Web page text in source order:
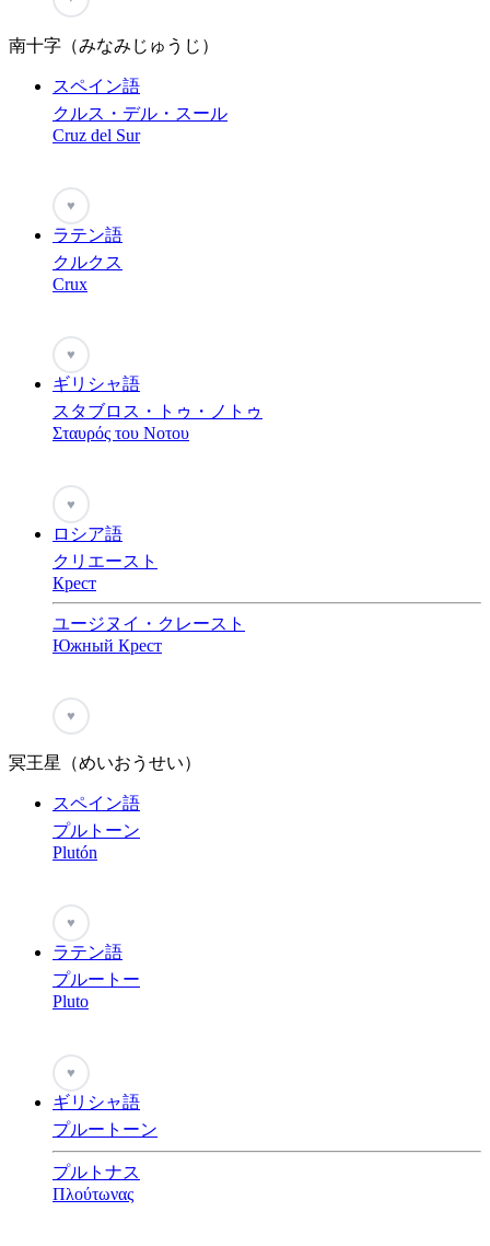
南十字（みなみじゅうじ）
スペイン語
クルス・デル・スール
Cruz del Sur
♥
ラテン語
クルクス
Crux
♥
ギリシャ語
スタブロス・トゥ・ノトゥ
Σταυρός του Νοτου
♥
ロシア語
クリエースト
Крест
ユージヌイ・クレースト
Южный Крест
♥
冥王星（めいおうせい）
スペイン語
プルトーン
Plutón
♥
ラテン語
プルートー
Pluto
♥
ギリシャ語
プルートーン
プルトナス
Πλούτωνας